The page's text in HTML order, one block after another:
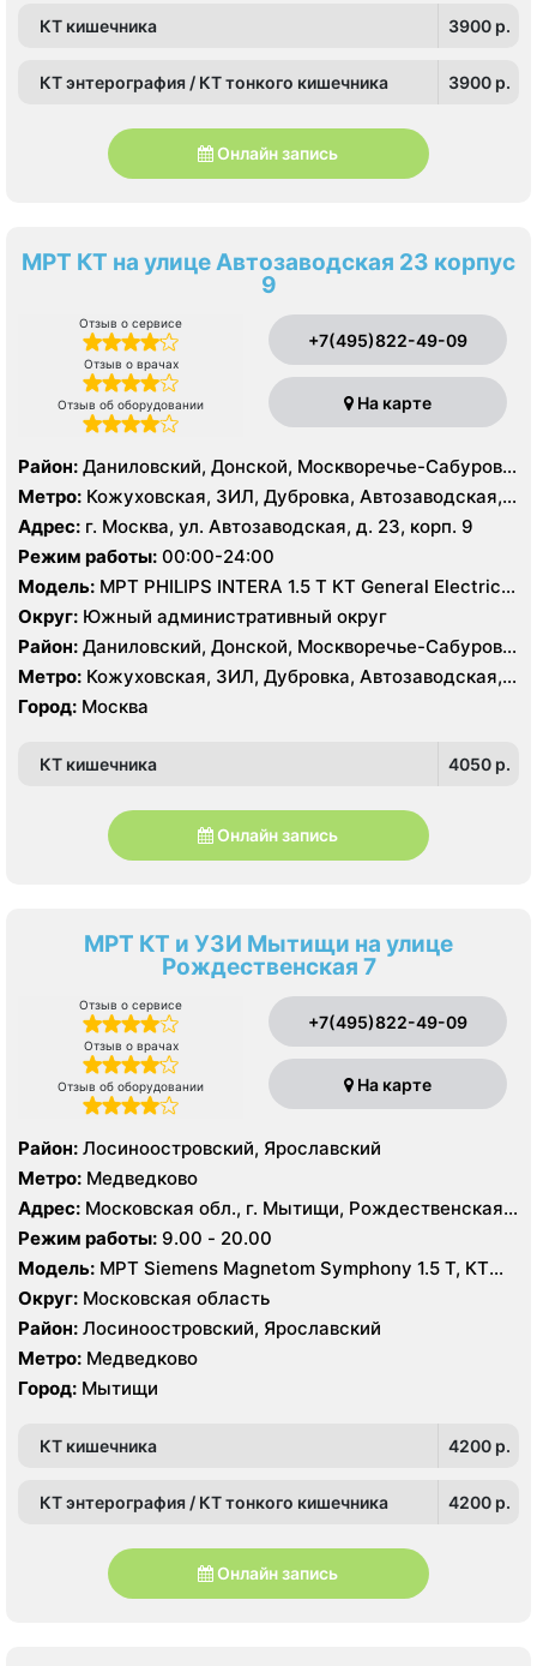
КТ кишечника 3900 p.
КТ энтерография / КТ тонкого кишечника 3900 p.
Онлайн запись
МРТ КТ на улице Автозаводская 23 корпус
9
Отзыв о сервисе
Отзыв о врачах
Отзыв об оборудовании
+7(495)822-49-09
На карте
Район: Даниловский, Донской, Москворечье-Сабурово,
Нагатино-Садовники, Нагатинский Затон, Нагорный
Метро: Кожуховская, ЗИЛ, Дубровка, Автозаводская,
Нагатинская, Технопарк, Тульская, Угрешская
Адрес: г. Москва, ул. Автозаводская, д. 23, корп. 9
Режим работы: 00:00-24:00
Модель: МРТ PHILIPS INTERA 1.5 T КТ General Electric
LIGHT SPEED 64 среза
Округ: Южный административный округ
Район: Даниловский, Донской, Москворечье-Сабурово,
Нагатино-Садовники, Нагатинский Затон, Нагорный
Метро: Кожуховская, ЗИЛ, Дубровка, Автозаводская,
Нагатинская, Технопарк, Тульская, Угрешская
Город: Москва
КТ кишечника 4050 p.
Онлайн запись
МРТ КТ и УЗИ Мытищи на улице
Рождественская 7
Отзыв о сервисе
Отзыв о врачах
Отзыв об оборудовании
+7(495)822-49-09
На карте
Район: Лосиноостровский, Ярославский
Метро: Медведково
Адрес: Московская обл., г. Мытищи, Рождественская
ул., 7
Режим работы: 9.00 - 20.00
Модель: МРТ Siemens Magnetom Symphony 1.5 Т, КТ
Siemens SOMATOM Emotion 16 срезов, УЗИ Philips
Ultrasound HD9
Округ: Московская область
Район: Лосиноостровский, Ярославский
Метро: Медведково
Город: Мытищи
КТ кишечника 4200 p.
КТ энтерография / КТ тонкого кишечника 4200 p.
Онлайн запись